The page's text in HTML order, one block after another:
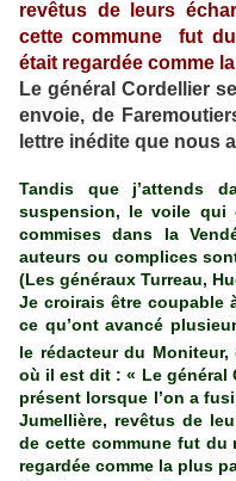
revêtus de leurs
cette commune fut
était regardée comme
Le général Cordellier
envoie, de
lettre inédite que nous
Tandis que j’attends
suspension, le voile
commises dans la
auteurs ou complices
(Les généraux Turreau,
Je croirais être coupable
ce qu’ont avancé
le rédacteur du
où il est dit : « Le général
présent lorsque l’on a
Jumellière, revêtus de
de cette commune fut du
regardée comme la plus